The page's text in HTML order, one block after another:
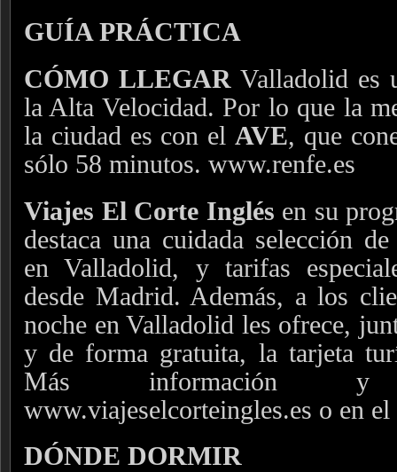
GUÍA PRÁCTICA
CÓMO LLEGAR Valladolid es
la Alta Velocidad. Por lo que la
la ciudad es con elAVE, que
sólo 58 minutos. www.renfe.es
Viajes El Corte Inglés en su
destaca una cuidada selección
en Valladolid, y tarifas
desde Madrid. Además, a los
noche en Valladolid les ofrece,
y de forma gratuita, la tarjeta
Más información
www.viajeselcorteingles.es o en
DÓNDE DORMIR